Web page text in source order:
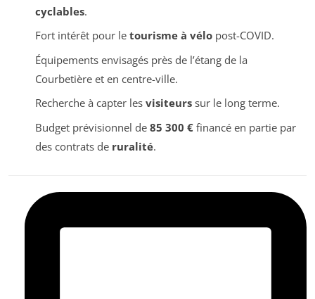
cyclables.
Fort intérêt pour le tourisme à vélopost-COVID.
Équipements envisagés près de l’étang de la
Courbetière et en centre-ville.
Recherche à capter les visiteurssur le long terme.
Budget prévisionnel de 85 300 €financé en partie par
des contrats de ruralité.